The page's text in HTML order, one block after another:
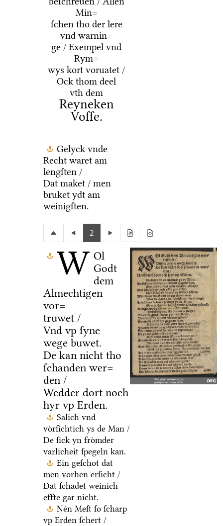
Min=
ſchen tho der lere
vnd warnin=
ge / Exempel vnd
Rym=
wys kort voruatet /
Ock thom deel
vth dem
Reyneken
Voſſe.
Gelyck vnde
Recht waret am
lengſten /
Dat maket / men
bruket ydt am
weinigſten.
2
W Ol
Godt
dem
Almechtigen
vor=
truwet /
Vnd vp ſyne
wege buwet.
De kan nicht tho
ſchanden wer=
den /
Wedder dort noch
hyr vp Erden.
Salich vnd
voͤrſichtich ys de Man /
De ſick yn froͤmder
varlicheit ſpegeln kan.
Ein geſchot dat
men vorhen erſicht /
Dat ſchadet weinich
effte gar nicht.
Neͤn Meſt ſo ſcharp
vp Erden ſchert /